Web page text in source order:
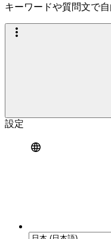
キーワードや質問文で
設定